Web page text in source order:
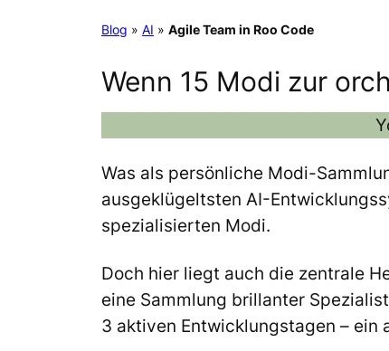
Blog » AI » Agile Team in Roo Code
Wenn 15 Modi zur
Was als persönliche Modi-
ausgeklügeltsten AI-
spezialisierten Modi.
Doch hier liegt auch die zentrale
eine Sammlung brillanter
3 aktiven Entwicklungstagen – ein